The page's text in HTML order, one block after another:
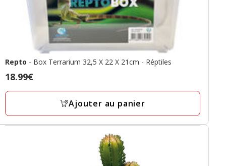
Repto - Box Terrarium 32,5 X 22 X 21cm - Réptiles
Prix
18.99€
18.99€
Ajouter au panier